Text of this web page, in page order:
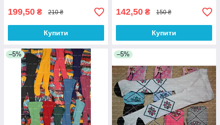
199,50 ₴ 210 ₴
Купити
142,50 ₴ 150 ₴
Купити
–5% –5%